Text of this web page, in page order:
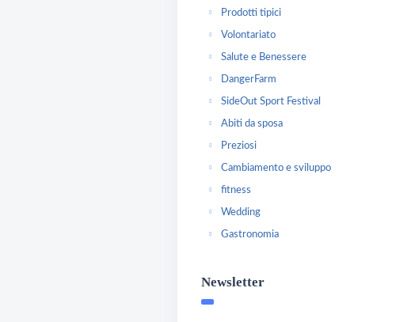
Prodotti tipici
Volontariato
Salute e Benessere
DangerFarm
SideOut Sport Festival
Abiti da sposa
Preziosi
Cambiamento e sviluppo
fitness
Wedding
Gastronomia
Newsletter